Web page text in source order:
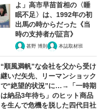
よ」高市早苗首相の〈睡
眠不足〉は、1992年の初
出馬の時からだった《当
時の支持者が証言》
甚野 博則 本誌取材班
“順風満帆”な会社を父から受け
継いだ矢先、リーマンショック
で“絶望的状況”に…→「一時期
は納品3年待ち」のヒット商品
を生んで危機を脱した四代目社